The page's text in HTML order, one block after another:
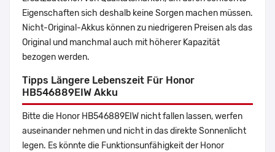
Eigenschaften sich deshalb keine Sorgen machen müssen.
Nicht-Original-Akkus können zu niedrigeren Preisen als das
Original und manchmal auch mit höherer Kapazität
bezogen werden.
Tipps Längere Lebenszeit Für Honor
HB546889EIW Akku
Bitte die Honor HB546889EIW nicht fallen lassen, werfen
auseinander nehmen und nicht in das direkte Sonnenlicht
legen. Es könnte die Funktionsunfähigkeit der Honor